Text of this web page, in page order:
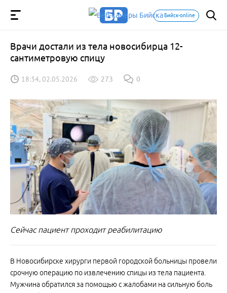
Бийск-online
Врачи достали из тела новосибирца 12-
сантиметровую спицу
18:34, 02.05.2026 273 0
Сейчас пациент проходит реабилитацию
В Новосибирске хирурги первой городской больницы провели
срочную операцию по извлечению спицы из тела пациента.
Мужчина обратился за помощью с жалобами на сильную боль